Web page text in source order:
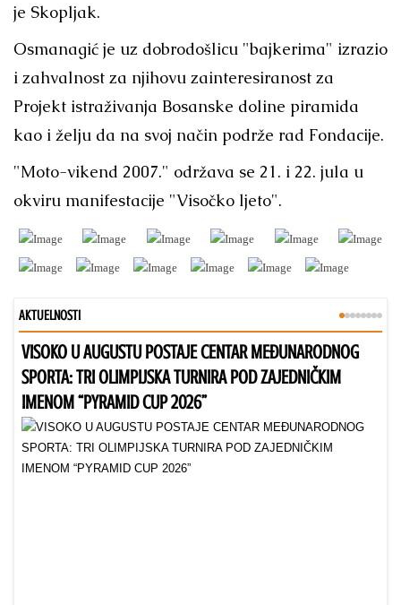
je Skopljak.
Osmanagić je uz dobrodošlicu "bajkerima" izrazio
i zahvalnost za njihovu zainteresiranost za
Projekt istraživanja Bosanske doline piramida
kao i želju da na svoj način podrže rad Fondacije.
"Moto-vikend 2007." održava se 21. i 22. jula u
okviru manifestacije "Visočko ljeto".
AKTUELNOSTI
VISOKO U AUGUSTU POSTAJE CENTAR MEĐUNARODNOG
SPORTA: TRI OLIMPIJSKA TURNIRA POD ZAJEDNIČKIM
IMENOM “PYRAMID CUP 2026”